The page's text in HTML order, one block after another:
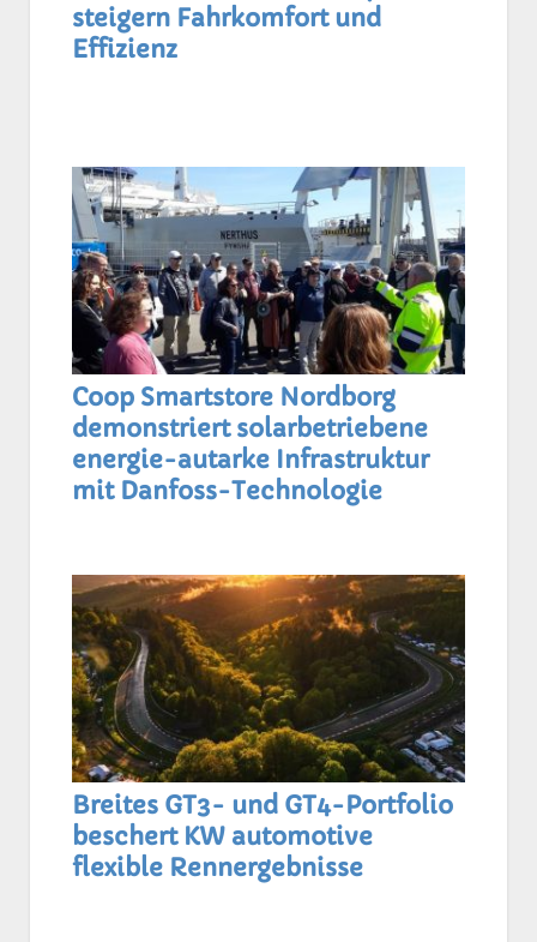
steigern Fahrkomfort und
Effizienz
Coop Smartstore Nordborg
demonstriert solarbetriebene
energie-autarke Infrastruktur
mit Danfoss-Technologie
Breites GT3- und GT4-Portfolio
beschert KW automotive
flexible Rennergebnisse